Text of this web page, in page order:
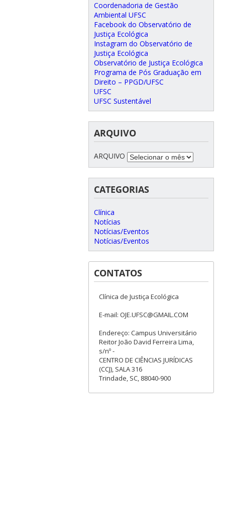
Coordenadoria de Gestão
Ambiental UFSC
Facebook do Observatório de
Justiça Ecológica
Instagram do Observatório de
Justiça Ecológica
Observatório de Justiça Ecológica
Programa de Pós Graduação em
Direito – PPGD/UFSC
UFSC
UFSC Sustentável
ARQUIVO
ARQUIVO
CATEGORIAS
Clínica
Notícias
Notícias/Eventos
Notícias/Eventos
CONTATOS
Clínica de Justiça Ecológica
E-mail: OJE.UFSC@GMAIL.COM
Endereço: Campus Universitário
Reitor João David Ferreira Lima,
s/nº -
CENTRO DE CIÊNCIAS JURÍDICAS
(CCJ), SALA 316
Trindade, SC, 88040-900